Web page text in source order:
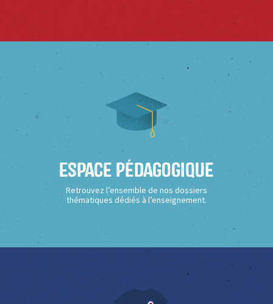
Espace Pédagogique
Retrouvez l’ensemble de nos dossiers
thématiques dédiés à l’enseignement.